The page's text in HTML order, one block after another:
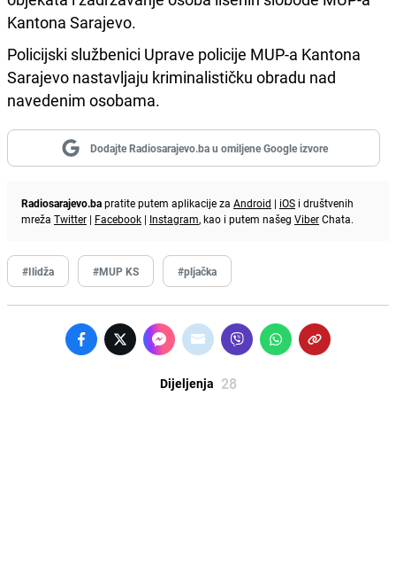
Kantona Sarajevo.
Policijski službenici Uprave policije MUP-a Kantona
Sarajevo nastavljaju kriminalističku obradu nad
navedenim osobama.
Dodajte Radiosarajevo.ba u omiljene Google izvore
Radiosarajevo.bapratite putem aplikacije za Android | iOS i društvenih
mreža Twitter | Facebook | Instagram, kao i putem našeg ViberChata.
#Ilidža #MUP KS #pljačka
Dijeljenja 28